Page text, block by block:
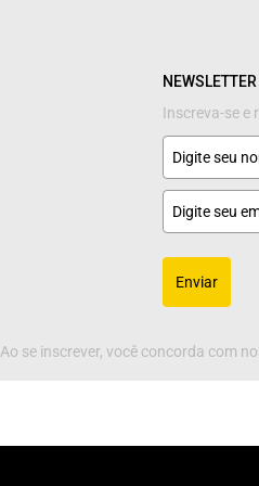
NEWSLETTER
Inscreva-se e
Enviar
Ao se inscrever, você concorda com